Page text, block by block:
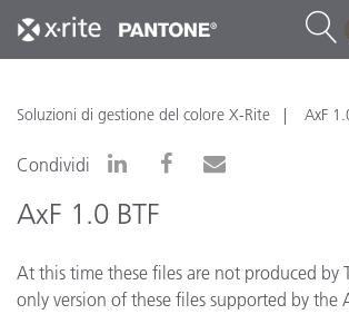
Soluzioni di gestione del colore X-Rite AxF
Condividi
AxF 1.0 BTF
At this time these files are not produced by
only version of these files supported by the